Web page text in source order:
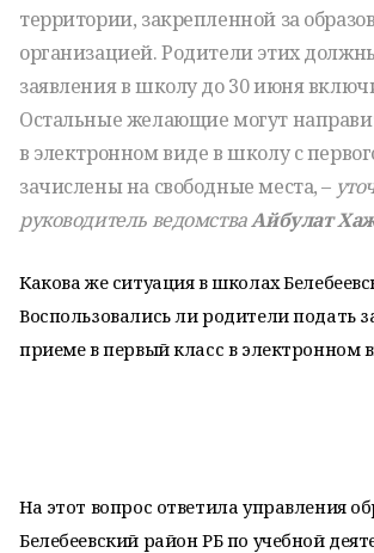
территории, закрепленной за
организацией. Родители этих
заявления в школу до 30 июня
Остальные желающие могут
в электронном виде в школу с
зачислены на свободные места, –
руководитель ведомстваАйбулат
Какова же ситуация в школах
Воспользовались ли родители подать
приеме в первый класс в электронном
На этот вопрос ответила управления
Белебеевский район РБ по учебной